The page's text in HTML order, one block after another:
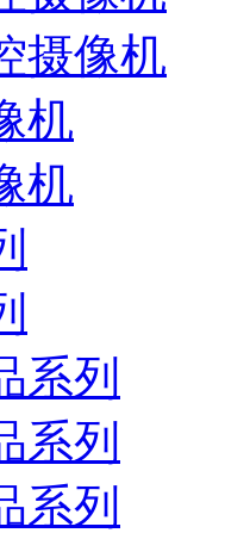
摄像机
机
机
系列
系列
系列